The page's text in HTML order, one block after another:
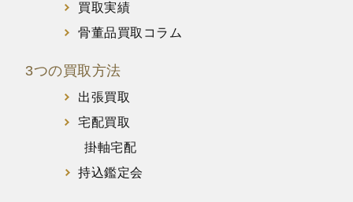
買取実績
骨董品買取コラム
3つの買取方法
出張買取
宅配買取
掛軸宅配
持込鑑定会